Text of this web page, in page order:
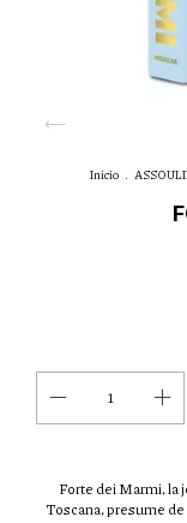
Inicio .
Forte dei Marmi, la
Toscana, presume